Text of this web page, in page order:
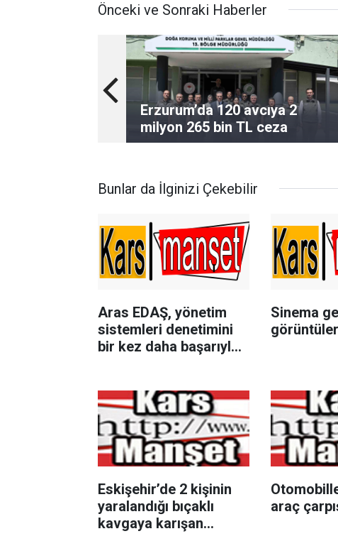
Önceki ve Sonraki Haberler
Erzurum’da 120 avcıya 2
milyon 265 bin TL ceza
Bunlar da İlginizi Çekebilir
Aras EDAŞ, yönetim
sistemleri denetimini
bir kez daha başarıyla
Sinema
Eskişehir’de 2 kişinin
yaralandığı bıçaklı
kavgaya karışan
araç